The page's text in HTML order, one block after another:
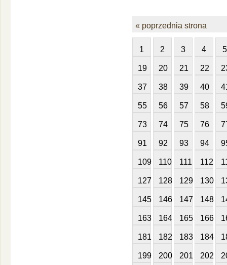
« poprzednia strona
1 2 3 4 5
19 20 21 22
37 38 39 40
55 56 57 58
73 74 75 76
91 92 93 94
109 110 111 112
127 128 129 130
145 146 147 148
163 164 165 166
181 182 183 184
199 200 201 202